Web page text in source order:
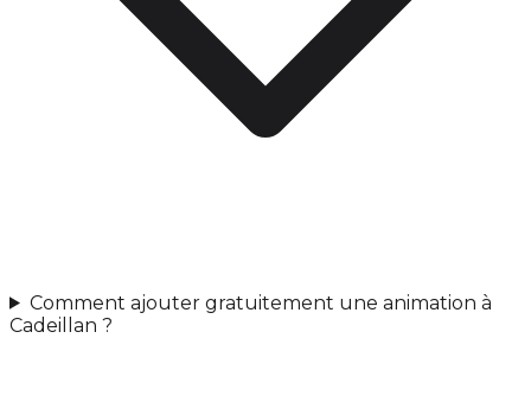
Comment ajouter gratuitement une animation à
Cadeillan ?